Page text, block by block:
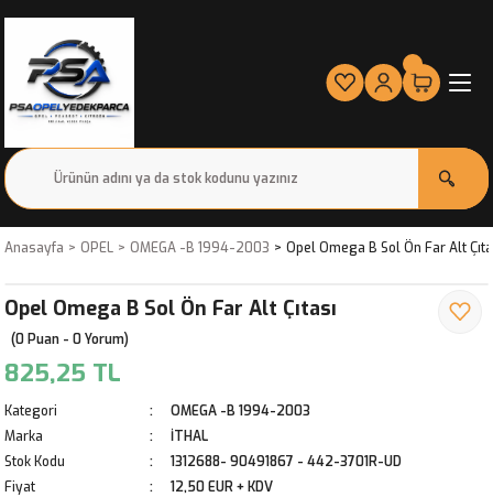
Anasayfa OPEL OMEGA -B 1994-2003 Opel Omega B Sol Ön Far Alt
Opel Omega B Sol Ön Far Alt Çıtası
(0 Puan - 0 Yorum)
825,25 TL
Kategori
OMEGA -B 1994-2003
Marka
İTHAL
Stok Kodu
1312688- 90491867 - 442-3701R-UD
Fiyat
12,50 EUR + KDV